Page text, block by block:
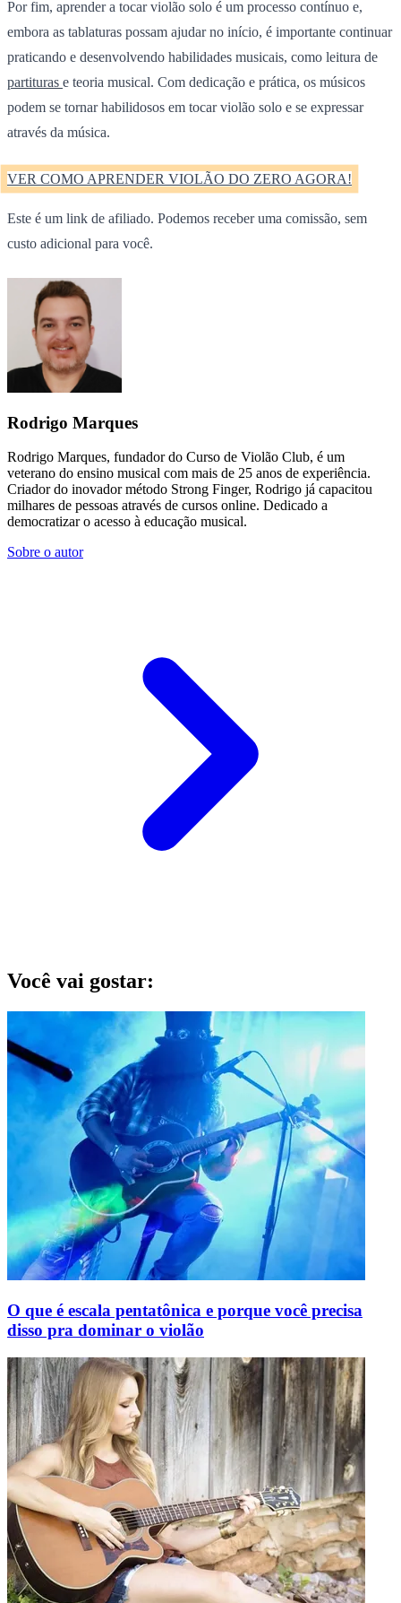
Por fim, aprender a tocar violão solo é um processo contínuo e,
embora as tablaturas possam ajudar no início, é importante continuar
praticando e desenvolvendo habilidades musicais, como leitura de
partituras e teoria musical. Com dedicação e prática, os músicos
podem se tornar habilidosos em tocar violão solo e se expressar
através da música.
VER COMO APRENDER VIOLÃO DO ZERO AGORA!
Este é um link de afiliado. Podemos receber uma comissão, sem
custo adicional para você.
Rodrigo Marques
Rodrigo Marques, fundador do Curso de Violão Club, é um
veterano do ensino musical com mais de 25 anos de experiência.
Criador do inovador método Strong Finger, Rodrigo já capacitou
milhares de pessoas através de cursos online. Dedicado a
democratizar o acesso à educação musical.
Sobre o autor
Você vai gostar:
O que é escala pentatônica e porque você precisa
disso pra dominar o violão